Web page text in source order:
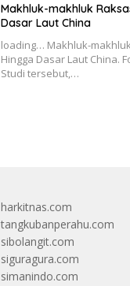
Makhluk-makhluk
Dasar Laut China
loading… Makhluk-
Hingga Dasar Laut China.
Studi tersebut,…
harkitnas.com
tangkubanperahu.com
sibolangit.com
siguragura.com
simanindo.com